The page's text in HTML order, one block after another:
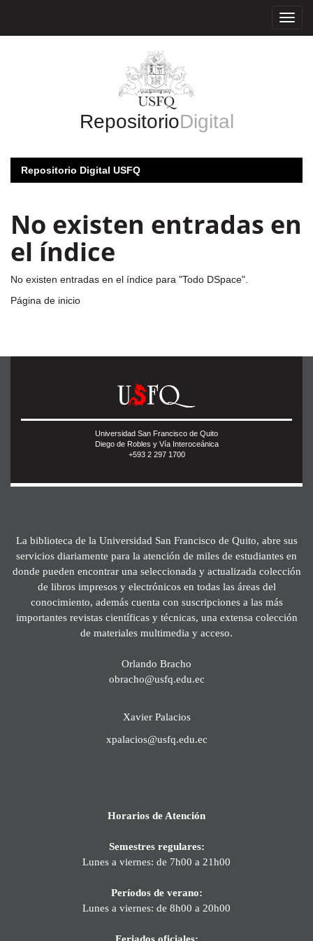
RepositorioDigital
Repositorio Digital USFQ
No existen entradas en
el índice
No existen entradas en el índice para "Todo DSpace".
Página de inicio
Universidad San Francisco de Quito
Diego de Robles y Vía Interoceánica
+593 2 297 1700
La biblioteca de la Universidad San Francisco de Quito, abre sus
servicios diariamente para la atención de miles de estudiantes en
donde pueden encontrar una seleccionada y actualizada colección
de libros impresos y electrónicos en todas las áreas del
conocimiento, además cuenta con suscripciones a las más
importantes revistas científicas y técnicas, una extensa colección
de materiales multimedia y acceso.
Orlando Bracho
obracho@usfq.edu.ec
Xavier Palacios
xpalacios@usfq.edu.ec
Horarios de Atención
Semestres regulares:
Lunes a viernes: de 7h00 a 21h00
Períodos de verano:
Lunes a viernes: de 8h00 a 20h00
Feriados oficiales: